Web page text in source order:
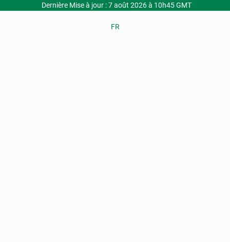
Dernière Mise à jour : 7 août 2026 à 10h45 GMT
FR